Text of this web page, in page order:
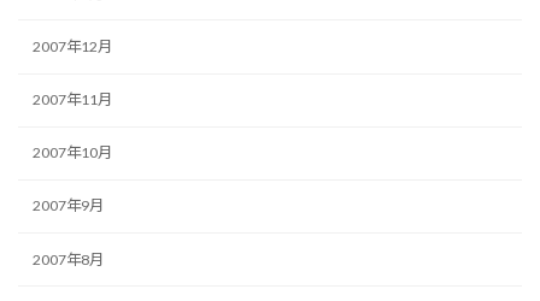
2007年12月
2007年11月
2007年10月
2007年9月
2007年8月